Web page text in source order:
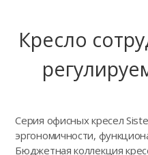
Кресло
Серия офисных кресел
эргономичности,
Бюджетная коллекция